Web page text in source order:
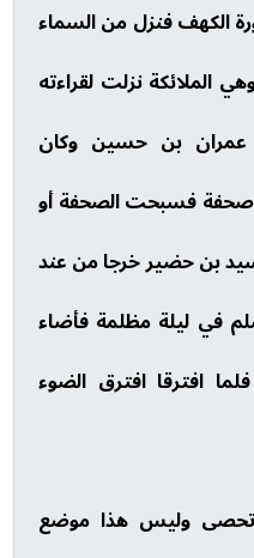
الكهف فنزل من السماء
الملائكة نزلت لقراءته
عمران بن حسين وكان
صحفة فسبحت الصحفة أو
بن حضير خرجا من عند
في ليلة مظلمة فأضاء
افترقا افترق الضوء
تحصى وليس هذا موضع